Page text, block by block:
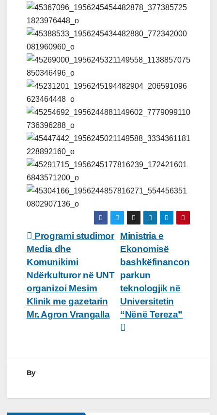
Lëvizje
te
postimet
Ministria e
Ekonomisë
bashkëfinancon
parkun
teknologjik në
Universitetin
“Nënë Tereza”
Programi studimor
Media dhe
Komunikimi
Ndërkulturor në UNT
organizoi Mesim
Klinik me gazetarin
Mr. Agron Vrangalla
By